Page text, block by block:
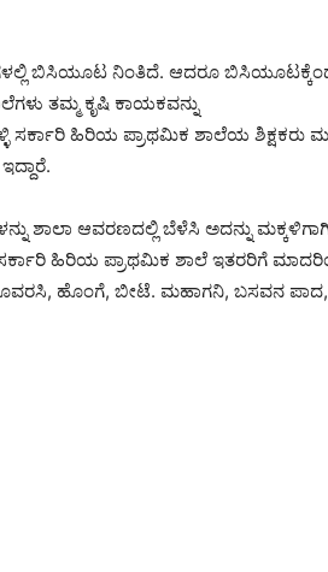
ಬಿಸಿಯೂಟ ನಿಂತಿದೆ. ಆದರೂ ಬಿಸಿಯೂಟಕ್ಕೆಂದು
ತಮ್ಮ ಕೃಷಿ ಕಾಯಕವನ್ನು
ಸರ್ಕಾರಿ ಹಿರಿಯ ಪ್ರಾಥಮಿಕ ಶಾಲೆಯ ಶಿಕ್ಷಕರು
ಶಾಲಾ ಆವರಣದಲ್ಲಿ ಬೆಳೆಸಿ ಅದನ್ನು
ಹಿರಿಯ ಪ್ರಾಥಮಿಕ ಶಾಲೆ ಇತರರಿಗೆ
ಹೊಂಗೆ, ಬೀಟೆ. ಮಹಾಗನಿ, ಬಸವನ ಪಾದ,